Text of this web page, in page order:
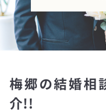
梅郷の結婚相
介!!